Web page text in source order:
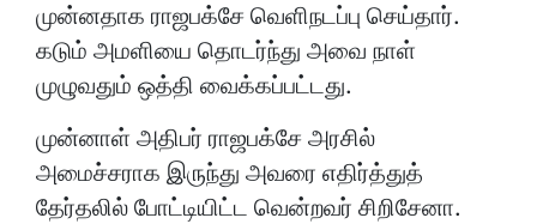
முன்னதாக ராஜபக்சே வெளிநடப்பு செய்தார்.
கடும் அமளியை தொடர்ந்து அவை நாள்
முழுவதும் ஒத்தி வைக்கப்பட்டது.
முன்னாள் அதிபர் ராஜபக்சே அரசில்
அமைச்சராக இருந்து அவரை எதிர்த்துத்
தேர்தலில் போட்டியிட்ட வென்றவர் சிறிசேனா.